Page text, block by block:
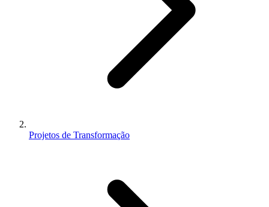
Projetos de Transformação